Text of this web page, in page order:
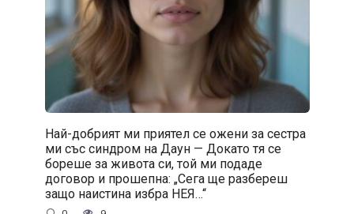
Най-добрият ми приятел се ожени за сестра
ми със синдром на Даун — Докато тя се
бореше за живота си, той ми подаде
договор и прошепна: „Сега ще разбереш
защо наистина избра НЕЯ…“